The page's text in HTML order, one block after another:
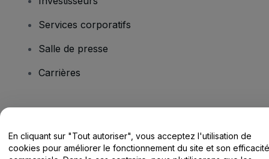
Services corporatifs
Salle de presse
Carrières
Centre d'assistance / Nous contacter
En cliquant sur "Tout autoriser", vous acceptez l'utilisation de
cookies pour améliorer le fonctionnement du site et son efficacité